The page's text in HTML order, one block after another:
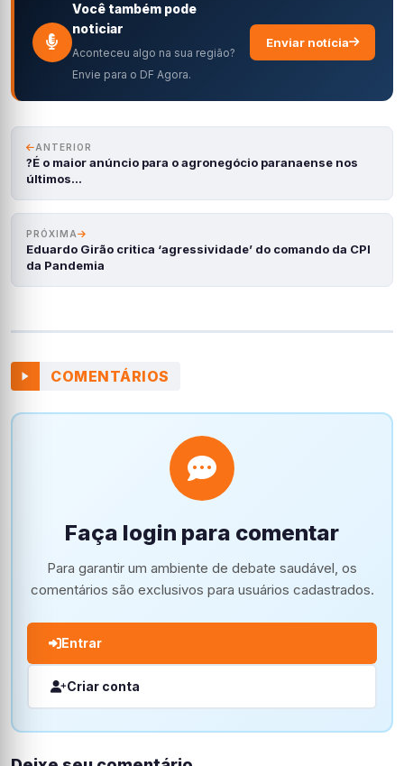
Você também pode
noticiar
Aconteceu algo na sua região?
Envie para o DF Agora.
Enviar notícia
ANTERIOR
?É o maior anúncio para o agronegócio paranaense nos
últimos…
PRÓXIMA
Eduardo Girão critica ‘agressividade’ do comando da CPI
da Pandemia
COMENTÁRIOS
Faça login para comentar
Para garantir um ambiente de debate saudável, os
comentários são exclusivos para usuários cadastrados.
Entrar
Criar conta